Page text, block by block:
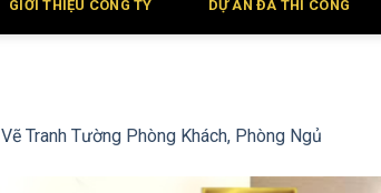
GIỚI THIỆU CÔNG TY DỰ ÁN ĐÃ THI CÔNG
Vẽ Tranh Tường Phòng Khách, Phòng Ngủ